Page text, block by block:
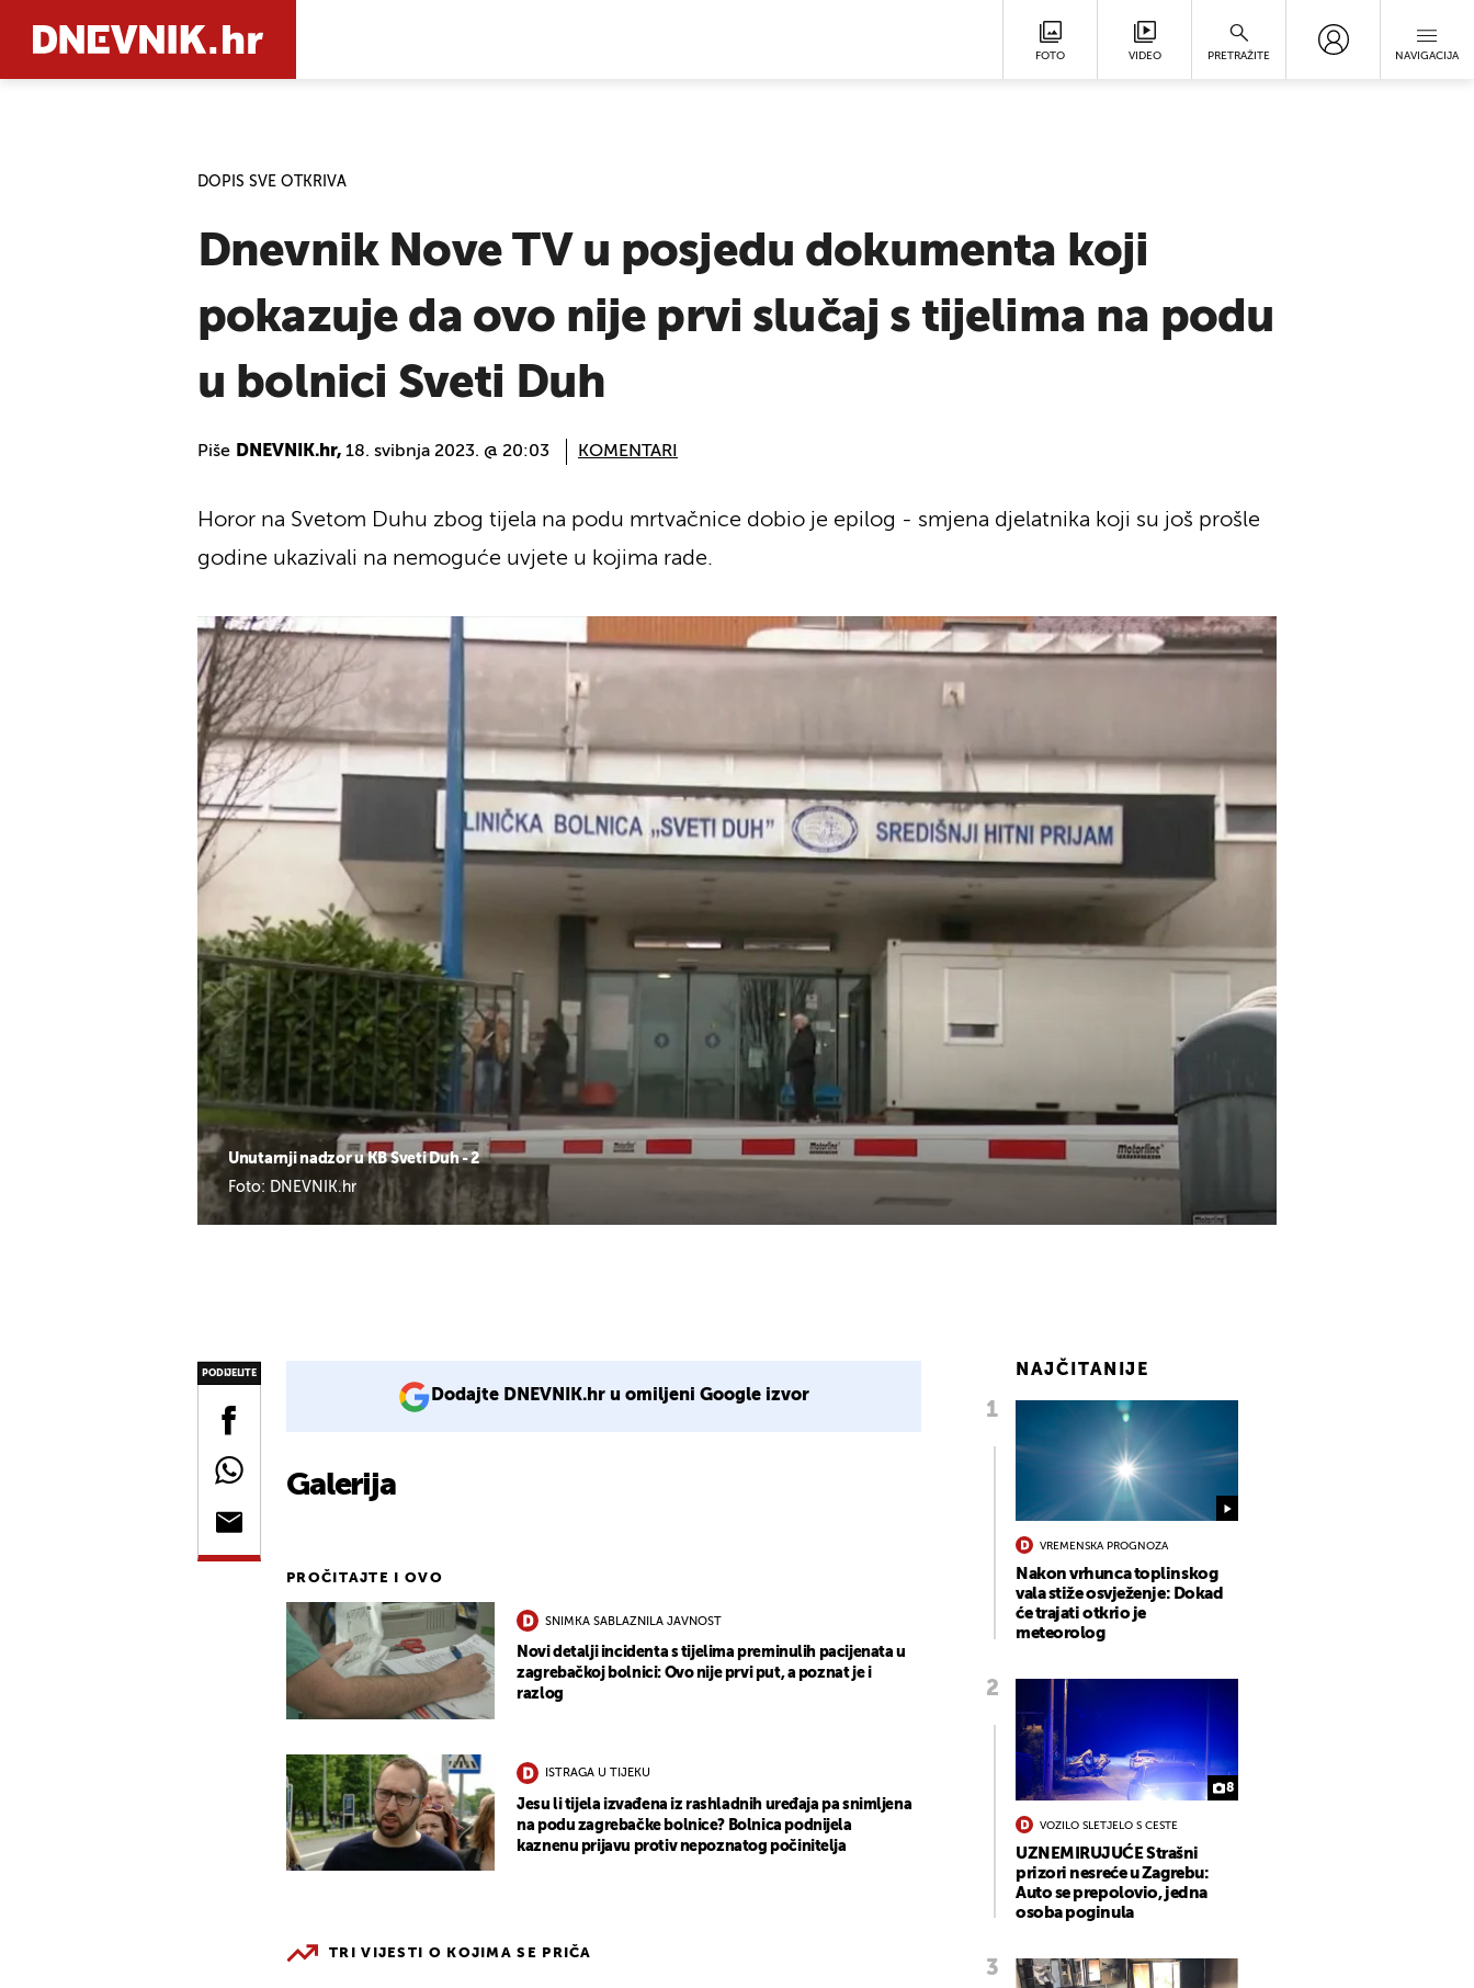
FOTO VIDEO PRETRAŽITE NAVIGACIJA
DOPIS SVE OTKRIVA
Dnevnik Nove TV u posjedu dokumenta koji
pokazuje da ovo nije prvi slučaj s tijelima na podu
u bolnici Sveti Duh
Piše DNEVNIK.hr, 18. svibnja 2023. @ 20:03 KOMENTARI
Unutarnji nadzor u KB Sveti Duh - 2
Foto: DNEVNIK.hr
Horor na Svetom Duhu zbog tijela na podu mrtvačnice dobio je epilog - smjena djelatnika koji su još prošle
godine ukazivali na nemoguće uvjete u kojima rade.
PODIJELITE
Dodajte DNEVNIK.hr u omiljeni Google izvor
Galerija
PROČITAJTE I OVO
SNIMKA SABLAZNILA JAVNOST
Novi detalji incidenta s tijelima preminulih pacijenata u
zagrebačkoj bolnici: Ovo nije prvi put, a poznat je i
razlog
ISTRAGA U TIJEKU
Jesu li tijela izvađena iz rashladnih uređaja pa snimljena
na podu zagrebačke bolnice? Bolnica podnijela
kaznenu prijavu protiv nepoznatog počinitelja
TRI VIJESTI O KOJIMA SE PRIČA
NAJČITANIJE
VREMENSKA PROGNOZA
Nakon vrhunca toplinskog
vala stiže osvježenje: Dokad
će trajati otkrio je
meteorolog
8
VOZILO SLETJELO S CESTE
UZNEMIRUJUĆE Strašni
prizori nesreće u Zagrebu:
Auto se prepolovio, jedna
osoba poginula